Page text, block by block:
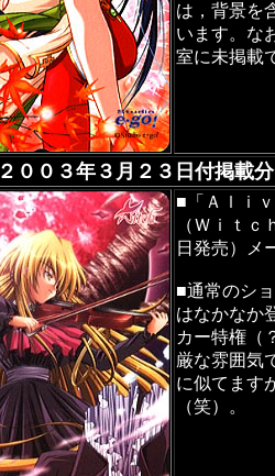
は，背景を
います。な
室に未掲載
２００３年３月２３日付掲載分
■「Ａｌｉ
（Ｗｉｔ
日発売）メ
■通常のシ
はなかなか
カー特権（
厳な雰囲気
に似てます
（笑）。